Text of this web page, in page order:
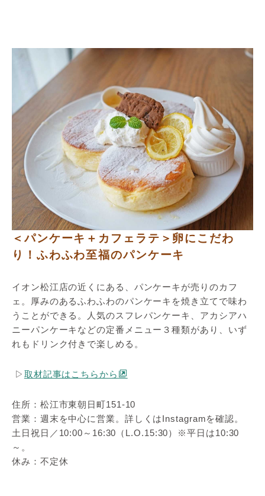
＜パンケーキ＋カフェラテ＞卵にこだわ
り！ふわふわ至福のパンケーキ
イオン松江店の近くにある、パンケーキが売りのカフ
ェ。厚みのあるふわふわのパンケーキを焼き立てで味わ
うことができる。人気のスフレパンケーキ、アカシアハ
ニーパンケーキなどの定番メニュー３種類があり、いず
れもドリンク付きで楽しめる。
▷ 取材記事はこちらから
住所：松江市東朝日町151-10
営業：週末を中心に営業。詳しくはInstagramを確認。
土日祝日／10:00～16:30（L.O.15:30）※平日は10:30
～。
休み：不定休